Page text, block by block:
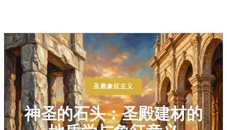
圣殿象征主义
神圣的石头：圣殿建材的